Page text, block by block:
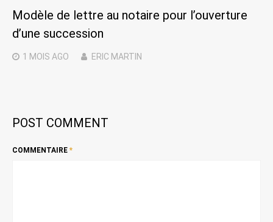
Modèle de lettre au notaire pour l’ouverture
d’une succession
1 MOIS AGO ERIC MARTIN
POST COMMENT
COMMENTAIRE *